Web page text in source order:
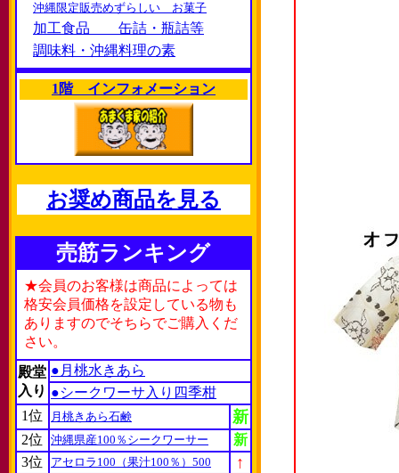
沖縄限定販売めずらしい お菓子
加工食品 缶詰・瓶詰等
調味料・沖縄料理の素
1階 インフォメーション
お奨め商品を見る
売筋ランキング
★会員のお客様は商品によっては
格安会員価格を設定している物も
ありますのでそちらでご購入くだ
さい。
殿堂
入り
●月桃水きあら
●シークワーサ入り四季柑
1位
月桃きあら石鹸 新
2位 沖縄県産100％シークワーサー
新
3位
アセロラ100（果汁100％）500 ↑